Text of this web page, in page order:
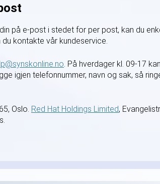
på e-post i stedet for per post, kan du
du kontakte vår kundeservice.
. På hverdager kl. 09-17
igjen telefonnummer, navn og sak, så
Oslo. Red Hat Holdings Limited,